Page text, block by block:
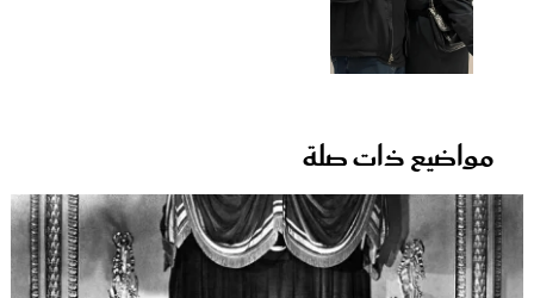
مواضيع ذات صلة